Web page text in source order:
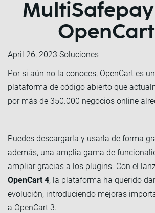
April 26, 2023 Soluciones
Por si aún no la conoces, OpenCart es
plataforma de código abierto que
por más de 350.000 negocios online
Puedes descargarla y usarla de forma
además, una amplia gama de
ampliar gracias a los plugins. Con el
OpenCart 4, la plataforma ha querido
evolución, introduciendo mejoras
a OpenCart 3.